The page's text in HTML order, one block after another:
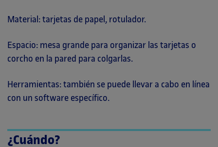
Material: tarjetas de papel, rotulador.
Espacio: mesa grande para organizar las tarjetas o
corcho en la pared para colgarlas.
Herramientas: también se puede llevar a cabo en línea
con un software específico.
¿Cuándo?